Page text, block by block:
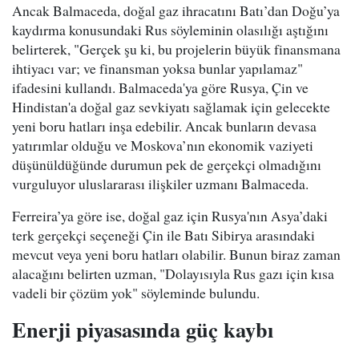
Ancak Balmaceda, doğal gaz ihracatını Batı’dan Doğu’ya
kaydırma konusundaki Rus söyleminin olasılığı aştığını
belirterek, "Gerçek şu ki, bu projelerin büyük finansmana
ihtiyacı var; ve finansman yoksa bunlar yapılamaz"
ifadesini kullandı. Balmaceda'ya göre Rusya, Çin ve
Hindistan'a doğal gaz sevkiyatı sağlamak için gelecekte
yeni boru hatları inşa edebilir. Ancak bunların devasa
yatırımlar olduğu ve Moskova’nın ekonomik vaziyeti
düşünüldüğünde durumun pek de gerçekçi olmadığını
vurguluyor uluslararası ilişkiler uzmanı Balmaceda.
Ferreira’ya göre ise, doğal gaz için Rusya'nın Asya’daki
terk gerçekçi seçeneği Çin ile Batı Sibirya arasındaki
mevcut veya yeni boru hatları olabilir. Bunun biraz zaman
alacağını belirten uzman, "Dolayısıyla Rus gazı için kısa
vadeli bir çözüm yok" söyleminde bulundu.
Enerji piyasasında güç kaybı